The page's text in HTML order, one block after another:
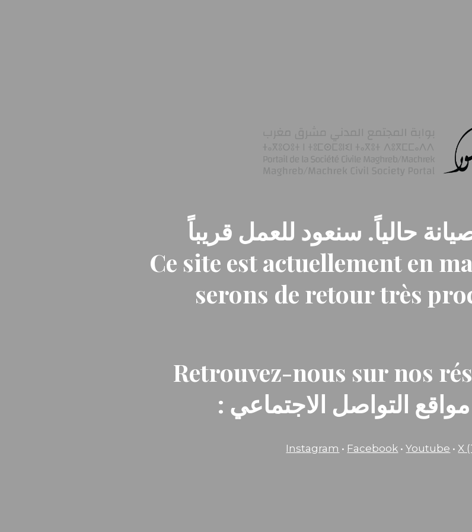
حالياً. سنعود للعمل قريباً
Ce site est actuellement en
serons de retour très
Retrouvez-nous sur nos
مواقع التواصل الاجتماعي
Instagram • Facebook •Youtube • X